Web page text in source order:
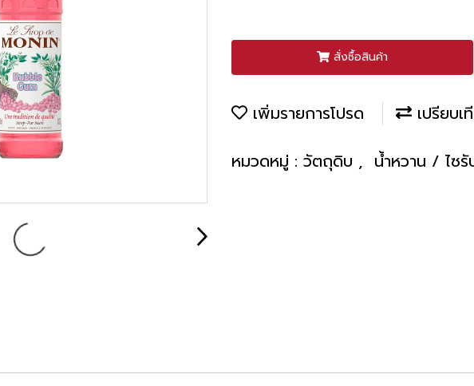
สั่งซื้อสินค้า
เพิ่มรายการโปรด เปรียบเ
หมวดหมู่ : วัตถุดิบ , น้ำหวาน / ไซรั